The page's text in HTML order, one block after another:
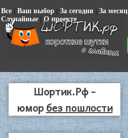
Все | Ваш выбор | За сегодня | За месяц
Случайные | О проекте
Шортик.Рф -
юморбез пошлости